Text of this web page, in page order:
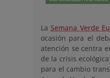
La Semana Verde
ocasión para el
atención se centra
de la crisis
para el cambio